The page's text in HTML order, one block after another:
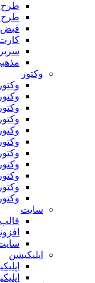
طرح
طرح
قبض
وکتور
سایت
اپلیکیشن